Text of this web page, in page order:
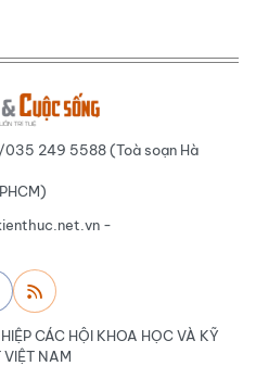
249 5588 (Toà soạn Hà
-
CÁC HỘI KHOA HỌC VÀ KỸ
VIỆT NAM